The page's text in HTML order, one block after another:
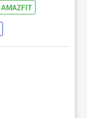
AMAZFIT